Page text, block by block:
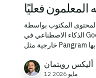
المعلمون فعليًا
المكتوب بواسطة
الذكاء الاصطناعي في Google Classroom من خلال دمج أدوات
أليكس رويتمان
12 مايو 2026